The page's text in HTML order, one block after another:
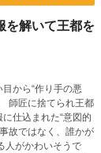
を解いて王都を
から“作り手の悪
仕込まれた“意図的